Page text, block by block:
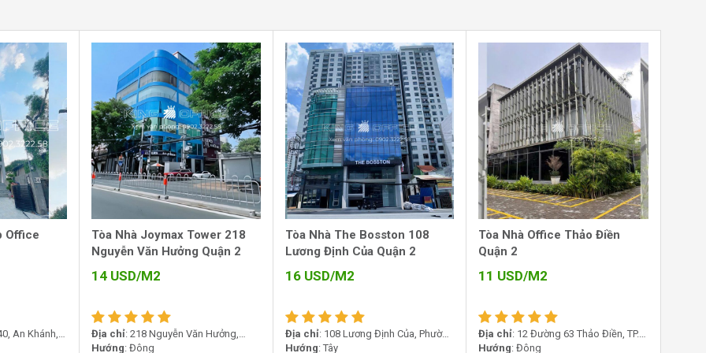
cho thuê 252 Nguyễn Văn Hưởng. Nằm
cung đường huyết mạch và đẹp nhất của
về giao thông và kết nối vùng. Đây là khu
biệt khỏi sự ồn ào khói bụi của các trục
Office
An Khánh,
Tòa Nhà Joymax Tower 218
Nguyễn Văn Hưởng Quận 2
14 USD/M2
Địa chỉ: 218 Nguyễn Văn Hưởng,
Thảo Điền, An Khánh, Hồ Chí Minh
Hướng : Đông
Tòa Nhà The Bosston 108
Lương Định Của Quận 2
16USD/M2
Địa chỉ: 108 Lương Định Của, Phường
An Khánh, TP.HCM
Hướng : Tây
Tòa Nhà Office Thảo Điền
Quận 2
11 USD/M2
Địa chỉ: 12 Đường 63 Thảo Điền, TP.
Thủ Đức
Hướng : Đông